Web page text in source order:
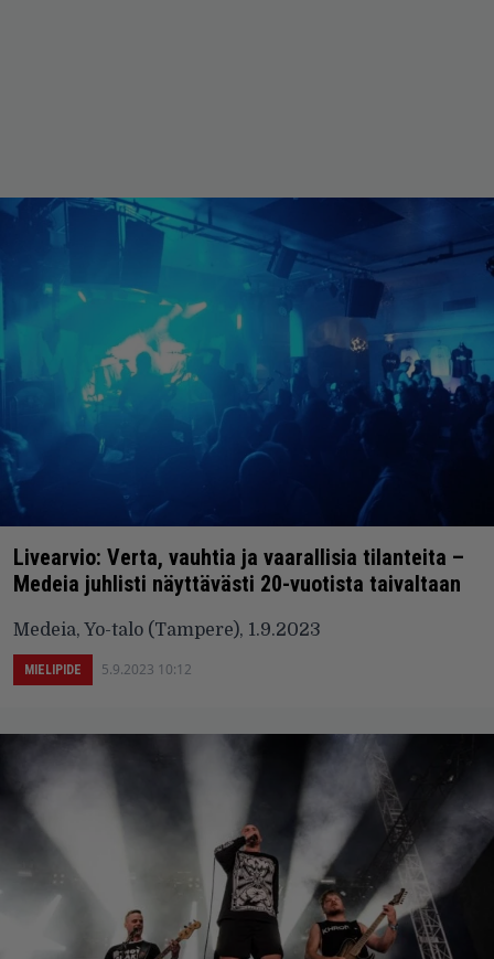
Livearvio: Verta, vauhtia ja vaarallisia tilanteita –
Medeia juhlisti näyttävästi 20-vuotista taivaltaan
Medeia, Yo-talo (Tampere), 1.9.2023
MIELIPIDE 5.9.2023 10:12